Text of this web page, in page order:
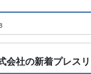
会社の新着プレス